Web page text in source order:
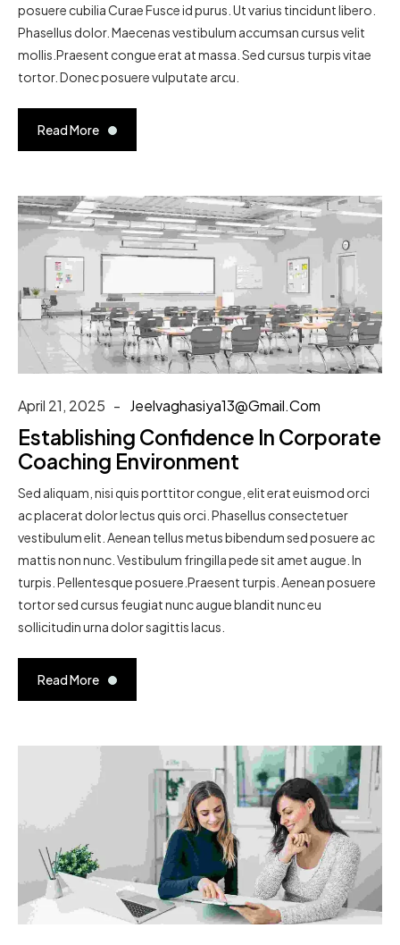
posuere cubilia Curae Fusce id purus. Ut varius tincidunt libero.
Phasellus dolor. Maecenas vestibulum accumsan cursus velit
mollis.Praesent congue erat at massa. Sed cursus turpis vitae
tortor. Donec posuere vulputate arcu.
Read More
April 21, 2025 Jeelvaghasiya13@gmail.com
Establishing Confidence In Corporate
Coaching Environment
Sed aliquam, nisi quis porttitor congue, elit erat euismod orci
ac placerat dolor lectus quis orci. Phasellus consectetuer
vestibulum elit. Aenean tellus metus bibendum sed posuere ac
mattis non nunc. Vestibulum fringilla pede sit amet augue. In
turpis. Pellentesque posuere.Praesent turpis. Aenean posuere
tortor sed cursus feugiat nunc augue blandit nunc eu
sollicitudin urna dolor sagittis lacus.
Read More